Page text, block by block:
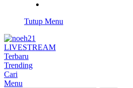
Tutup Menu
LIVESTREAM
Terbaru
Trending
Cari
Menu